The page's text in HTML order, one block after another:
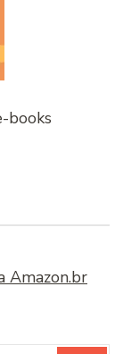
books
Amazon.br